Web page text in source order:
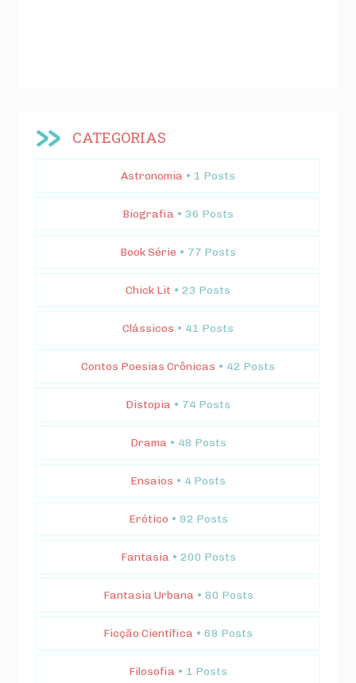
CATEGORIAS
Astronomia • 1 Posts
Biografia • 36 Posts
Book Série • 77 Posts
Chick Lit • 23 Posts
Clássicos • 41 Posts
Contos Poesias Crônicas • 42 Posts
Distopia • 74 Posts
Drama • 48 Posts
Ensaios • 4 Posts
Erótico • 92 Posts
Fantasia • 200 Posts
Fantasia Urbana • 80 Posts
Ficção Científica • 68 Posts
Filosofia • 1 Posts